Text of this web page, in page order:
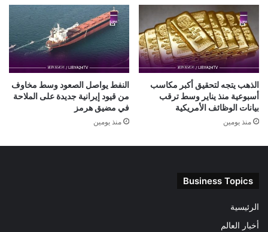
الذهب يتجه لتحقيق أكبر مكاسب
أسبوعية منذ يناير وسط ترقب
بيانات الوظائف الأمريكية
منذ يومين
النفط يواصل الصعود وسط مخاوف
من قيود إيرانية جديدة على الملاحة
في مضيق هرمز
منذ يومين
Business Topics
الرئيسية
أخبار العالم